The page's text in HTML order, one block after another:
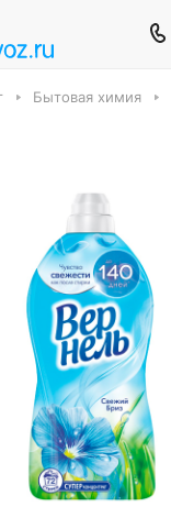
Бытовая химия